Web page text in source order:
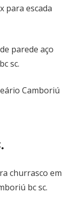
para escada
parede aço
sc.
Camboriú
churrasco em
bc sc.